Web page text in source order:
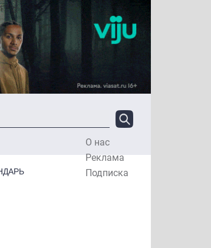
О нас
Реклама
Подписка